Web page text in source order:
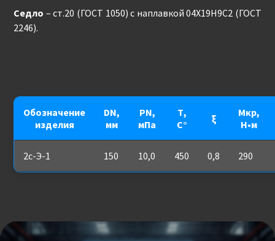
Седло – ст.20 (ГОСТ 1050) с наплавкой 04Х19Н9С2 (ГОСТ
2246).
Обозначение
изделия
DN,
мм
PN,
мПа
Т,
С°
ξ
Мкр,
Н•м
2с-Э-1 150 10,0 450 0,8 290